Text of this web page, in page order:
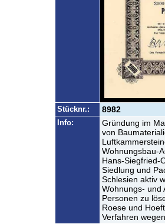
Stücknr.: 8982
Info:
Gründung im
von
Wohnungsbau-
Hans-Siegfried-
Siedlung und
Schlesien aktiv
Wohnungs- und
Personen zu
Roese und
Verfahren